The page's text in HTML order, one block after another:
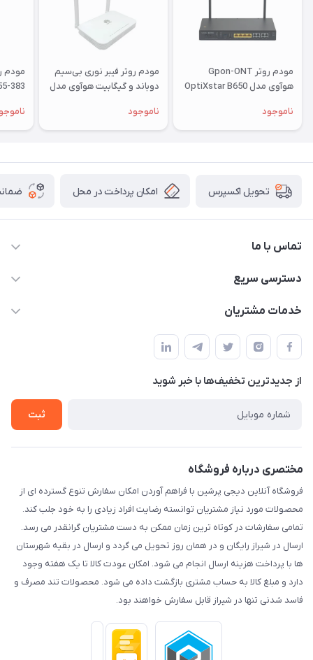
مودم روتر Gpon-ONT
هوآوی مدل OptiXstar B650
ناموجود
مودم روتر فیبر نوری بی‌سیم
دوباند و گیگابیت هوآوی مدل
ناموجود
383
تحویل اکسپرس امکان پرداخت در محل
تماس با ما
09172138137
دسترسی سریع
حساب کاربری
لیست محصولات
درباره ما
خدمات مشتریان
قوانین و مقررات
حریم خصوصی
راهنما
از جدید‌ترین تخفیف‌ها با‌ خبر شوید
ثبت
مختصری درباره فروشگاه
فروشگاه آنلاین دیجی پرشین با فراهم آوردن امکان سفارش تنوع گسترده ای از
محصولات مورد نیاز مشتریان توانسته رضایت افراد زیادی را به خود جلب کند.
تمامی سفارشات در کوتاه ترین زمان ممکن به دست مشتریان گرانقدر می رسد.
ارسال در شیراز رایگان و در همان روز تحویل می گردد و ارسال در بقیه شهرستان
ها با پرداخت هزینه ارسال انجام می شود. امکان عودت کالا تا یک هفته وجود
دارد و مبلغ کالا به حساب مشتری بازگشت داده می شود. محصولات تند مصرف و
فاسد شدنی تنها در شیراز قابل سفارش خواهند بود.